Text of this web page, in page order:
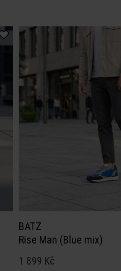
BATZ
Rise Man (Blue mix)
1 899 Kč